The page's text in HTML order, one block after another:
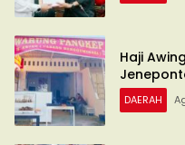
Haji
DAERAH